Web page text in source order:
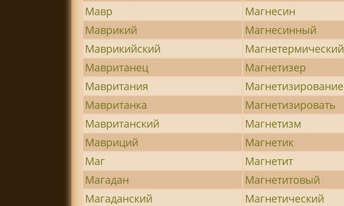
Мавр
Магнесин
Маврикий
Магнесинный
Маврикийский
Магнетермический
Мавританец
Магнетизер
Мавритания
Магнетизирование
Мавританка
Магнетизировать
Мавританский
Магнетизм
Мавриций
Магнетик
Маг
Магнетит
Магадан
Магнетитовый
Магаданский
Магнетический